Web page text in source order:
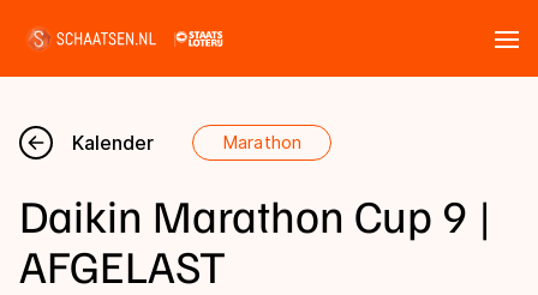
Nieuws
Kalender
Kalender Marathon
Daikin Marathon Cup 9 |
AFGELAST